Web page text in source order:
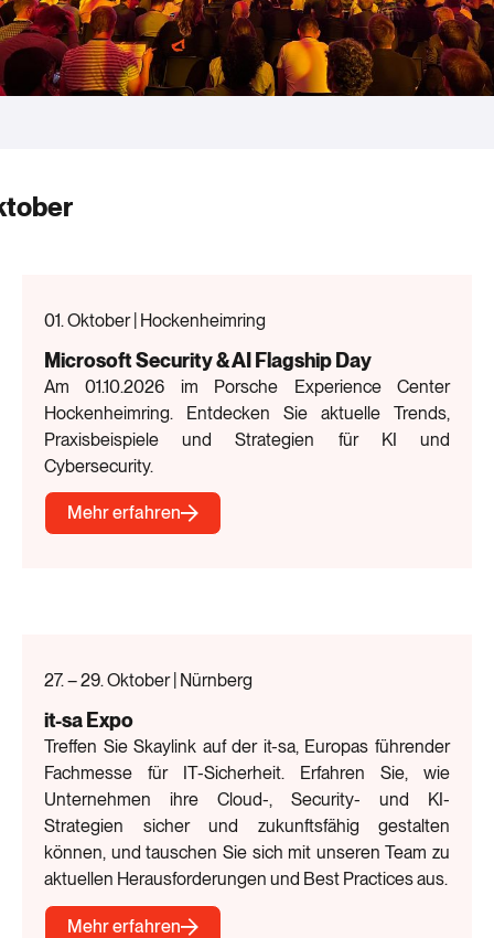
01. Oktober | Hockenheimring
Microsoft Security & AI Flagship Day
Am 01.10.2026 im Porsche Experience Center
Hockenheimring. Entdecken Sie aktuelle Trends,
Praxisbeispiele und Strategien für KI und
Cybersecurity.
Mehr erfahren
27. – 29. Oktober | Nürnberg
it-sa Expo
Treffen Sie Skaylink auf der it-sa, Europas führender
Fachmesse für IT-Sicherheit. Erfahren Sie, wie
Unternehmen ihre Cloud-, Security- und KI-
Strategien sicher und zukunftsfähig gestalten
können, und tauschen Sie sich mit unseren Team zu
aktuellen Herausforderungen und Best Practices aus.
Mehr erfahren